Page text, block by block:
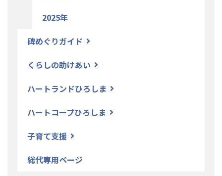
2025年
碑めぐりガイド
くらしの助けあい
ハートランドひろしま
ハートコープひろしま
子育て支援
総代専用ページ